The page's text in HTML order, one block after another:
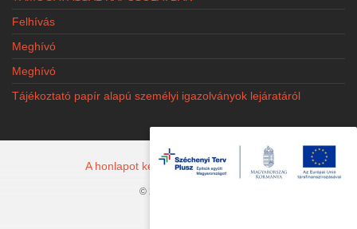
Felhívás
Meghívó
Meghívó
Tájékoztató papír alapú személyi igazolványok lejáratáról
A honlapot készítette: Jacobi Marketing
© 2026 Halmaj.hu